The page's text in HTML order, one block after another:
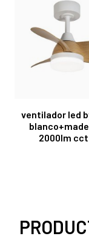
ventilador led
2000lm